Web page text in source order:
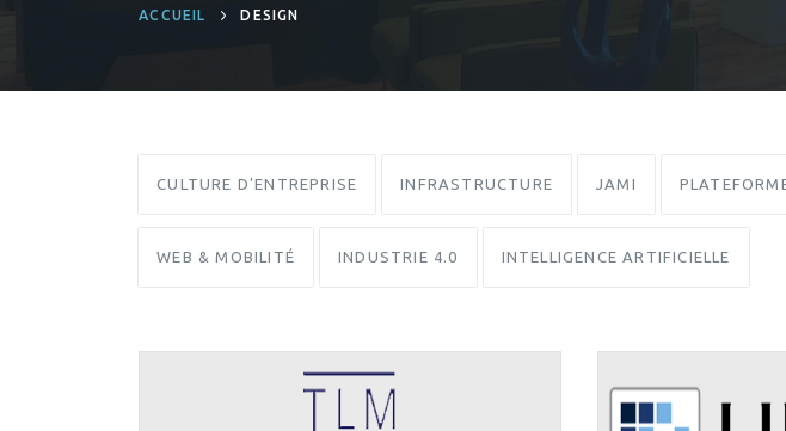
ACCUEIL DESIGN
CULTURE D'ENTREPRISE INFRASTRUCTURE JAMI
WEB & MOBILITÉ INDUSTRIE 4.0 INTELLIGENCE ARTIFICIELLE